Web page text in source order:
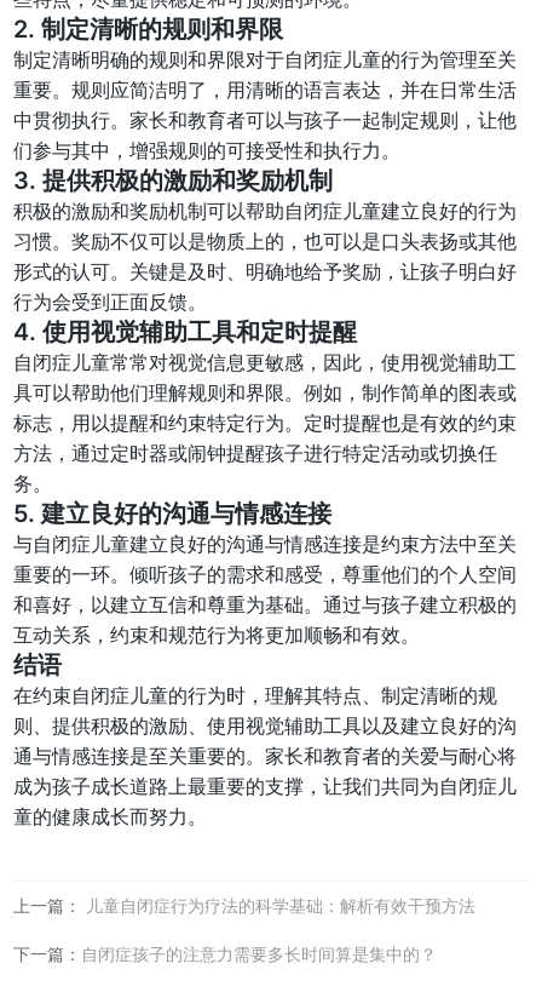
2. 制定清晰的规则和界限
制定清晰明确的规则和界限对于自闭症儿童的行为管理至关
重要。规则应简洁明了，用清晰的语言表达，并在日常生活
中贯彻执行。家长和教育者可以与孩子一起制定规则，让他
们参与其中，增强规则的可接受性和执行力。
3. 提供积极的激励和奖励机制
积极的激励和奖励机制可以帮助自闭症儿童建立良好的行为
习惯。奖励不仅可以是物质上的，也可以是口头表扬或其他
形式的认可。关键是及时、明确地给予奖励，让孩子明白好
行为会受到正面反馈。
4. 使用视觉辅助工具和定时提醒
自闭症儿童常常对视觉信息更敏感，因此，使用视觉辅助工
具可以帮助他们理解规则和界限。例如，制作简单的图表或
标志，用以提醒和约束特定行为。定时提醒也是有效的约束
方法，通过定时器或闹钟提醒孩子进行特定活动或切换任
务。
5. 建立良好的沟通与情感连接
与自闭症儿童建立良好的沟通与情感连接是约束方法中至关
重要的一环。倾听孩子的需求和感受，尊重他们的个人空间
和喜好，以建立互信和尊重为基础。通过与孩子建立积极的
互动关系，约束和规范行为将更加顺畅和有效。
结语
在约束自闭症儿童的行为时，理解其特点、制定清晰的规
则、提供积极的激励、使用视觉辅助工具以及建立良好的沟
通与情感连接是至关重要的。家长和教育者的关爱与耐心将
成为孩子成长道路上最重要的支撑，让我们共同为自闭症儿
童的健康成长而努力。
上一篇： 儿童自闭症行为疗法的科学基础：解析有效干预方法
下一篇： 自闭症孩子的注意力需要多长时间算是集中的？